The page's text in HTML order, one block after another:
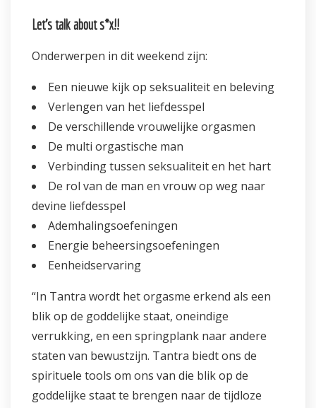
Let’s talk about s*x!!
Onderwerpen in dit weekend zijn:
Een nieuwe kijk op seksualiteit en beleving
Verlengen van het liefdesspel
De verschillende vrouwelijke orgasmen
De multi orgastische man
Verbinding tussen seksualiteit en het hart
De rol van de man en vrouw op weg naar
devine liefdesspel
Ademhalingsoefeningen
Energie beheersingsoefeningen
Eenheidservaring
“In Tantra wordt het orgasme erkend als een
blik op de goddelijke staat, oneindige
verrukking, en een springplank naar andere
staten van bewustzijn. Tantra biedt ons de
spirituele tools om ons van die blik op de
goddelijke staat te brengen naar de tijdloze